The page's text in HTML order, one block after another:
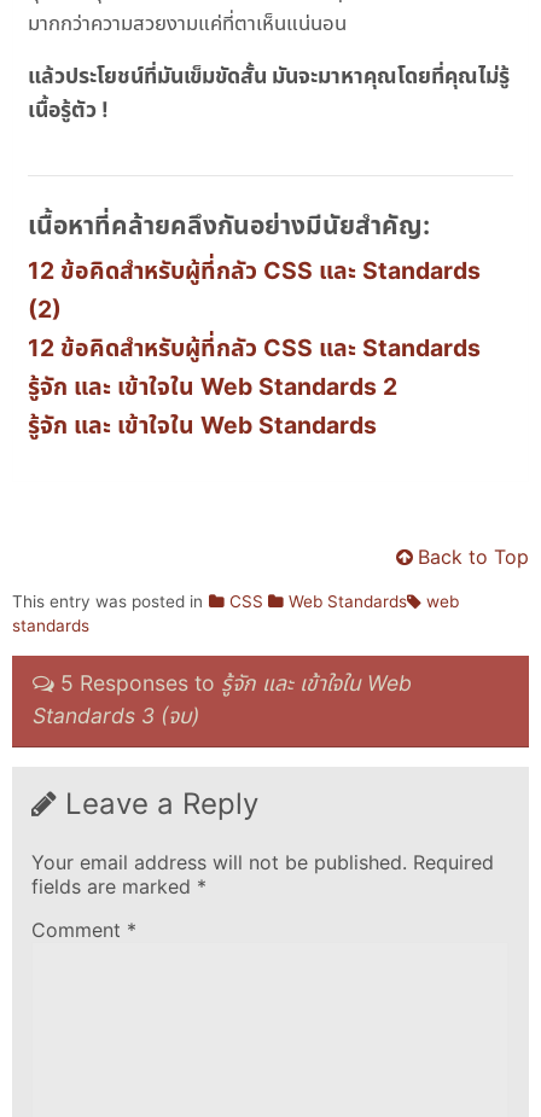
มากกว่าความสวยงามแค่ที่ตาเห็นแน่นอน
แล้วประโยชน์ที่มันเข็มขัดสั้น มันจะมาหาคุณโดยที่คุณไม่รู้
เนื้อรู้ตัว !
เนื้อหาที่คล้ายคลึงกันอย่างมีนัยสำคัญ:
12 ข้อคิดสำหรับผู้ที่กลัว CSS และ Standards
(2)
12 ข้อคิดสำหรับผู้ที่กลัว CSS และ Standards
รู้จัก และ เข้าใจใน Web Standards 2
รู้จัก และ เข้าใจใน Web Standards
Back to Top
This entry was posted in CSS Web Standards
web
standards
5 Responses to รู้จัก และ เข้าใจใน Web
Standards 3 (จบ)
Leave a Reply
Your email address will not be published. Required
fields are marked *
Comment *